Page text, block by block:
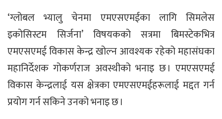
‘ग्लोबल भ्यालु चेनमा एमएसएमईका लागि सिमलेस
इकोसिस्टम सिर्जना’ विषयकको सत्रमा बिमस्टेकभित्र
एमएसएमई विकास केन्द्र खोल्न आवश्यक रहेको महासंघका
महानिर्देशक गोकर्णराज अवस्थीको भनाइ छ । एमएसएमई
विकास केन्द्रलाई यस क्षेत्रका एमएसएमईहरूलाई मद्दत गर्न
प्रयोग गर्न सकिने उनको भनाइ छ ।